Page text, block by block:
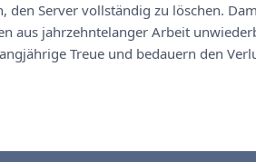
den Server vollständig zu löschen.
aus jahrzehntelanger Arbeit
Treue und bedauern den